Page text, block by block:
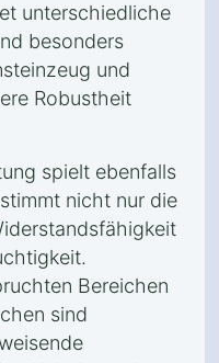
unterschiedliche
besonders
und
Robustheit
spielt ebenfalls
nicht nur die
Bereichen
sind